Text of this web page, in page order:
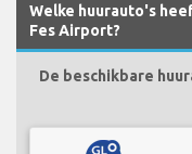
Welke huurauto's
Fes Airport?
De beschikbare